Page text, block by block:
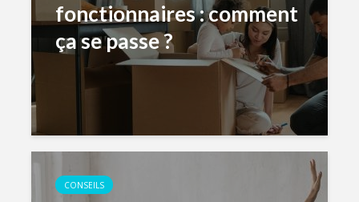
fonctionnaires : comment
ça se passe ?
CONSEILS